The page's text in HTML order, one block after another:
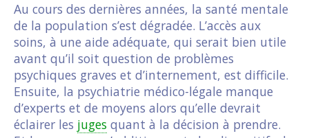
Au cours des dernières années, la santé mentale
de la population s’est dégradée. L’accès aux
soins, à une aide adéquate, qui serait bien utile
avant qu’il soit question de problèmes
psychiques graves et d’internement, est difficile.
Ensuite, la psychiatrie médico-légale manque
d’experts et de moyens alors qu’elle devrait
éclairer les juges quant à la décision à prendre.